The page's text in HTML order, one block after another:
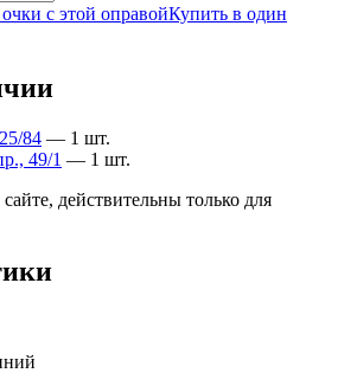
очки с этой оправойКупить в один
84 — 1 шт.
49/1 — 1 шт.
действительны только для